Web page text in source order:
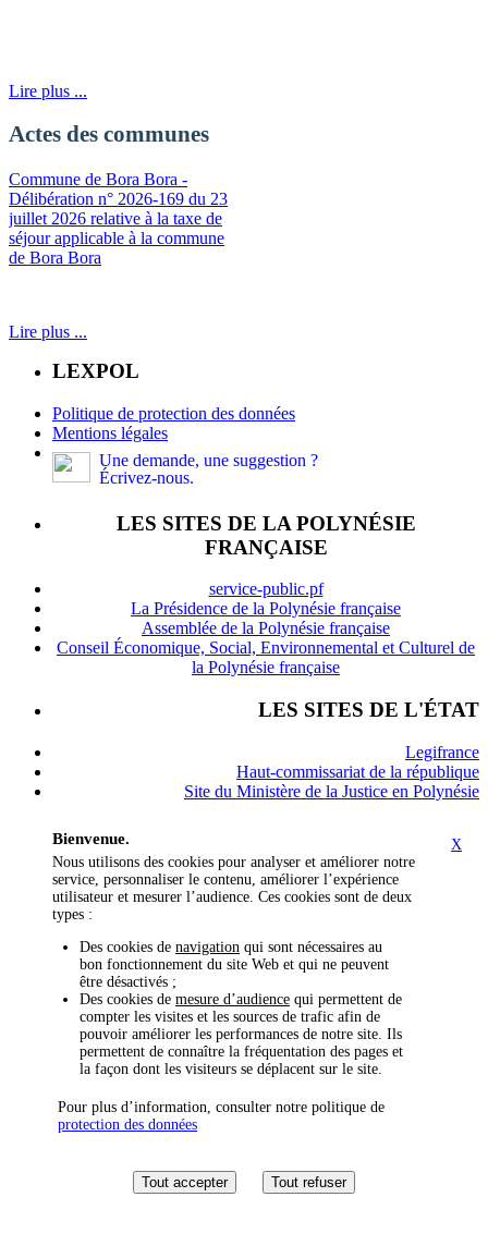
Lire plus ...
Actes des communes
Commune de Bora Bora -
Délibération n° 2026-169 du 23
juillet 2026 relative à la taxe de
séjour applicable à la commune
de Bora Bora
Lire plus ...
LEXPOL
Politique de protection des données
Mentions légales
Une demande, une suggestion ?
Écrivez-nous.
LES SITES DE LA POLYNÉSIE
FRANÇAISE
service-public.pf
La Présidence de la Polynésie française
Assemblée de la Polynésie française
Conseil Économique, Social, Environnemental et Culturel de
la Polynésie française
LES SITES DE L'ÉTAT
Legifrance
Haut-commissariat de la république
Site du Ministère de la Justice en Polynésie
X
Bienvenue.
Nous utilisons des cookies pour analyser et améliorer notre
service, personnaliser le contenu, améliorer l’expérience
utilisateur et mesurer l’audience. Ces cookies sont de deux
types :
Des cookies de navigation qui sont nécessaires au
bon fonctionnement du site Web et qui ne peuvent
être désactivés ;
Des cookies de mesure d’audience qui permettent de
compter les visites et les sources de trafic afin de
pouvoir améliorer les performances de notre site. Ils
permettent de connaître la fréquentation des pages et
la façon dont les visiteurs se déplacent sur le site.
Pour plus d’information, consulter notre politique de
protection des données
Tout accepter Tout refuser